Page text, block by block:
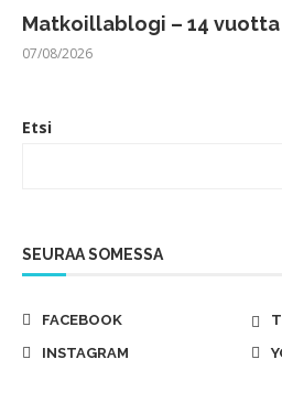
Matkoillablogi – 14
07/08/2026
Etsi
SEURAA SOMESSA
FACEBOOK
INSTAGRAM